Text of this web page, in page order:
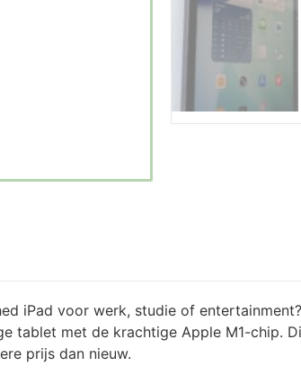
iPad voor werk, studie of
tablet met de krachtige Apple M1-chip.
prijs dan nieuw.